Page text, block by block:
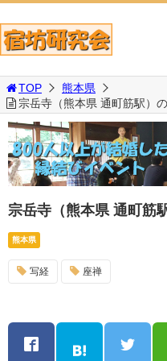
TOP
熊本県
宗岳寺（熊本県 通町筋駅）
宗岳寺（熊本県 通町筋
熊本県
写経 座禅